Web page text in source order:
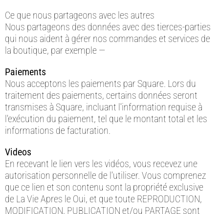
Ce que nous partageons avec les autres
Nous partageons des données avec des tierces-parties
qui nous aident à gérer nos commandes et services de
la boutique, par exemple —
Paiements
Nous acceptons les paiements par Square. Lors du
traitement des paiements, certains données seront
transmises à Square, incluant l’information requise à
l’exécution du paiement, tel que le montant total et les
informations de facturation.
Videos
En recevant le lien vers les vidéos, vous recevez une
autorisation personnelle de l’utiliser. Vous comprenez
que ce lien et son contenu sont la propriété exclusive
de La Vie Apres le Oui, et que toute REPRODUCTION,
MODIFICATION, PUBLICATION et/ou PARTAGE sont